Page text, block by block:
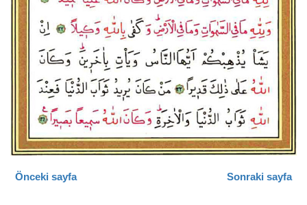
Önceki sayfa Sonraki sayfa